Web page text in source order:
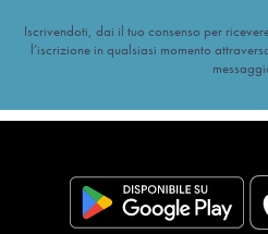
Iscrivendoti, dai il tuo consenso per
l’iscrizione in qualsiasi momento